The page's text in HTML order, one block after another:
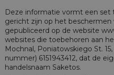
Deze informatie vormt een set
gericht zijn op het
gepubliceerd op de website
websites die toebehoren aan
Mochnal, Poniatowskiego St.
nummer) 6151943412, dat de
handelsnaam Saketos.